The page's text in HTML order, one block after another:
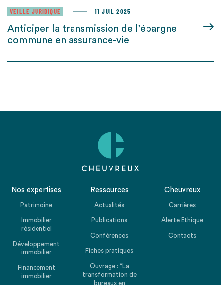
VEILLE JURIDIQUE 11 JUIL 2025
Anticiper la transmission de l’épargne
commune en assurance-vie
Nos expertises
Patrimoine
Immobilier
résidentiel
Développement
immobilier
Financement
immobilier
Ressources
Actualités
Publications
Conférences
Fiches pratiques
Ouvrage : “La
transformation de
bureaux en
Cheuvreux
Carrières
Alerte Ethique
Contacts